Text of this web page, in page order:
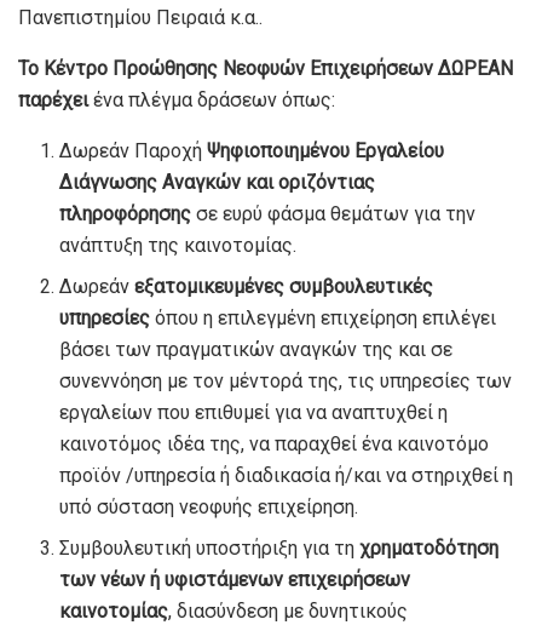
Πανεπιστημίου Πειραιά κ.α..
Το Κέντρο Προώθησης Νεοφυών Επιχειρήσεων ΔΩΡΕΑΝ
παρέχειένα πλέγμα δράσεων όπως:
Δωρεάν ΠαροχήΨηφιοποιημένου Εργαλείου
Διάγνωσης Αναγκών και οριζόντιας
πληροφόρησης σε ευρύ φάσμα θεμάτων για την
ανάπτυξη της καινοτομίας.
Δωρεάνεξατομικευμένες συμβουλευτικές
υπηρεσίες όπου η επιλεγμένη επιχείρηση επιλέγει
βάσει των πραγματικών αναγκών της και σε
συνεννόηση με τον μέντορά της, τις υπηρεσίες των
εργαλείων που επιθυμεί για να αναπτυχθεί η
καινοτόμος ιδέα της, να παραχθεί ένα καινοτόμο
προϊόν /υπηρεσία ή διαδικασία ή/και να στηριχθεί η
υπό σύσταση νεοφυής επιχείρηση.
Συμβουλευτική υποστήριξη για τηχρηματοδότηση
των νέων ή υφιστάμενων επιχειρήσεων
καινοτομίας, διασύνδεση με δυνητικούς